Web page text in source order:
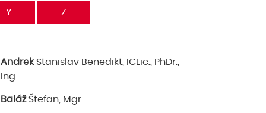
Y Z
AndrekStanislav Benedikt, ICLic., PhDr.,
Ing.
BalážŠtefan, Mgr.